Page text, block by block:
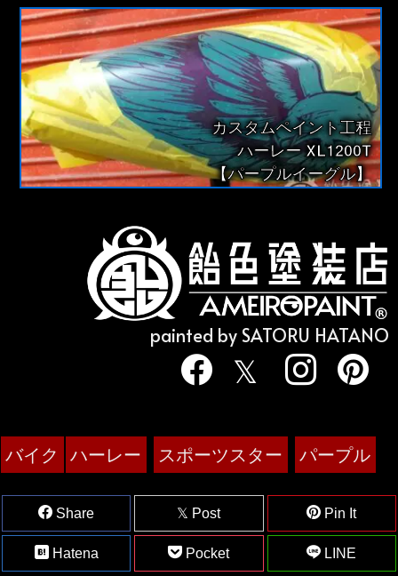
カスタムペイント工程
ハーレー XL1200T
【パープルイーグル】
painted by SATORU HATANO
バイク ハーレー スポーツスター パープル
Share Post Pin It
Hatena Pocket LINE